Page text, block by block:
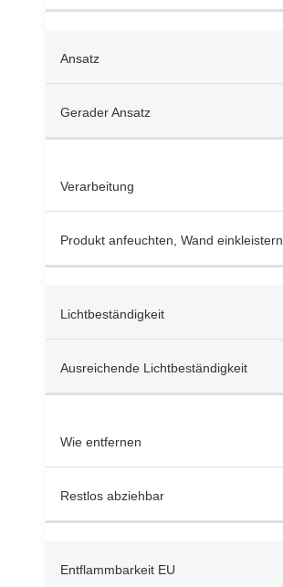
Ansatz
Gerader Ansatz
Verarbeitung
Produkt anfeuchten, Wand einkleistern
Lichtbeständigkeit
Ausreichende Lichtbeständigkeit
Wie entfernen
Restlos abziehbar
Entflammbarkeit EU